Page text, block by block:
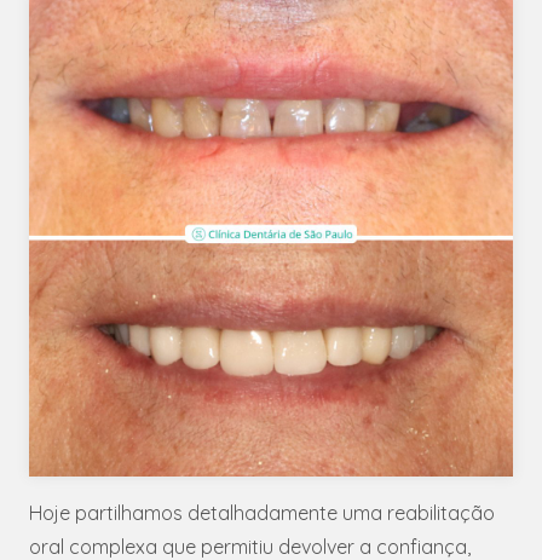
Hoje partilhamos detalhadamente uma reabilitação
oral complexa que permitiu devolver a confiança,